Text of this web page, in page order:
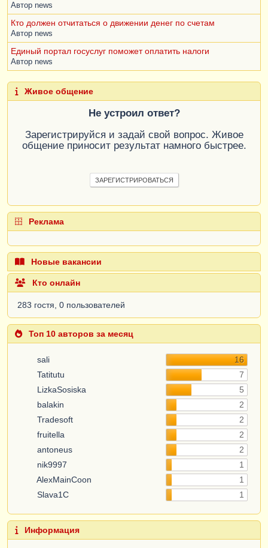
Автор news
Кто должен отчитаться о движении денег по счетам
Автор news
Единый портал госуслуг поможет оплатить налоги
Автор news
Живое общение
Не устроил ответ?
Зарегистрируйся и задай свой вопрос. Живое
общение приносит результат намного быстрее.
ЗАРЕГИСТРИРОВАТЬСЯ
Реклама
Новые вакансии
Кто онлайн
283 гостя, 0 пользователей
Топ 10 авторов за месяц
sali
16
Tatitutu
7
LizkaSosiska
5
balakin
2
Tradesoft
2
fruitella
2
antoneus
2
nik9997
1
AlexMainCoon
1
Slava1C
1
Информация